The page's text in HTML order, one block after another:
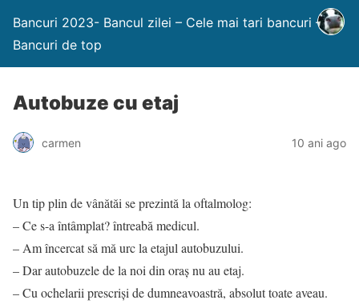
Bancuri 2023- Bancul zilei – Cele mai tari bancuri –
Bancuri de top
Autobuze cu etaj
carmen 10 ani ago
Un tip plin de vânătăi se prezintă la oftalmolog:
– Ce s-a întâmplat? întreabă medicul.
– Am încercat să mă urc la etajul autobuzului.
– Dar autobuzele de la noi din oraş nu au etaj.
– Cu ochelarii prescrişi de dumneavoastră, absolut toate aveau.